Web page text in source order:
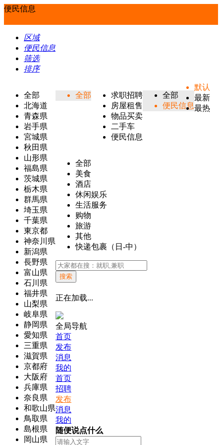
便民信息
区域
便民信息
筛选
排序
全部
北海道
青森県
岩手県
宮城県
秋田県
山形県
福島県
茨城県
栃木県
群馬県
埼玉県
千葉県
東京都
神奈川県
新潟県
長野県
富山県
石川県
福井県
山梨県
岐阜県
静岡県
愛知県
三重県
滋賀県
京都府
大阪府
兵庫県
奈良県
和歌山県
鳥取県
島根県
岡山県
全部
求职招聘
房屋租售
物品买卖
二手车
便民信息
全部
便民信息
全部
美食
酒店
休闲娱乐
生活服务
购物
旅游
其他
快递包裹（日-中）
默认
最新
最热
搜索
正在加载...
全局导航
首页
发布
消息
我的
首页
招聘
发布
消息
我的
随便说点什么